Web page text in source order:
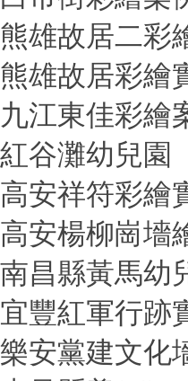
熊雄故居二彩
熊雄故居彩繪
九江東佳彩繪
紅谷灘幼兒園
高安祥符彩繪
高安楊柳崗墻
南昌縣黃馬幼
宜豐紅軍行跡
樂安黨建文化